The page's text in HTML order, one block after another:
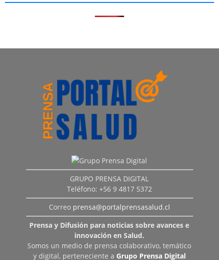
GRUPO PRENSA DIGITAL
Teléfono: +56 9 4817 5372
Correo prensa@portalprensasalud.cl
Prensa y Difusión para noticias sobre avances e
innovación en Salud.
Somos un medio de prensa colaborativo, temático
y digital, perteneciente a Grupo Prensa Digital